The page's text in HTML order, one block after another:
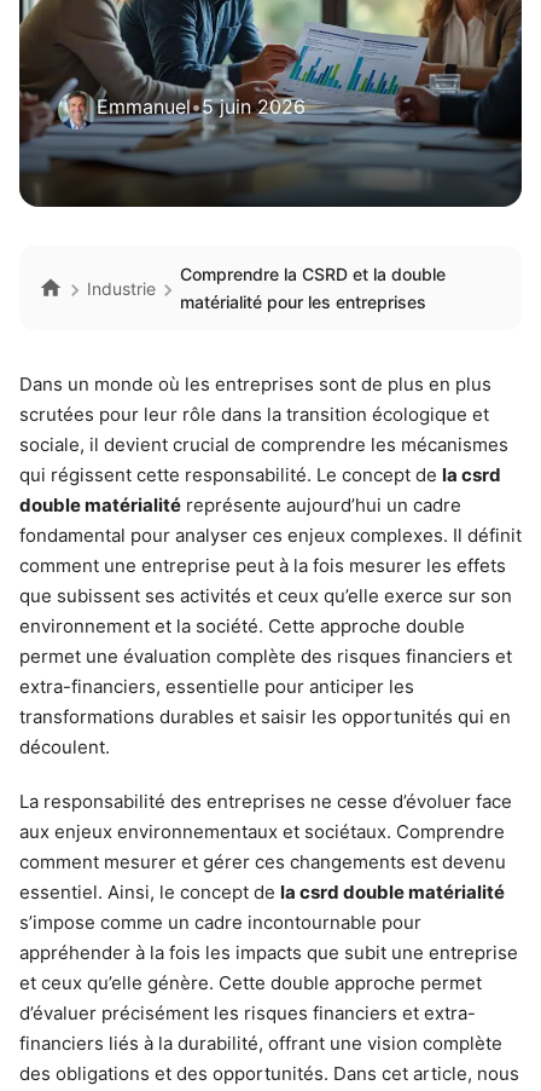
Emmanuel•5 juin 2026
Industrie
Comprendre la CSRD et la double
matérialité pour les entreprises
Dans un monde où les entreprises sont de plus en plus
scrutées pour leur rôle dans la transition écologique et
sociale, il devient crucial de comprendre les mécanismes
qui régissent cette responsabilité. Le concept de la csrd
double matérialité représente aujourd’hui un cadre
fondamental pour analyser ces enjeux complexes. Il définit
comment une entreprise peut à la fois mesurer les effets
que subissent ses activités et ceux qu’elle exerce sur son
environnement et la société. Cette approche double
permet une évaluation complète des risques financiers et
extra-financiers, essentielle pour anticiper les
transformations durables et saisir les opportunités qui en
découlent.
La responsabilité des entreprises ne cesse d’évoluer face
aux enjeux environnementaux et sociétaux. Comprendre
comment mesurer et gérer ces changements est devenu
essentiel. Ainsi, le concept de la csrd double matérialité
s’impose comme un cadre incontournable pour
appréhender à la fois les impacts que subit une entreprise
et ceux qu’elle génère. Cette double approche permet
d’évaluer précisément les risques financiers et extra-
financiers liés à la durabilité, offrant une vision complète
des obligations et des opportunités. Dans cet article, nous